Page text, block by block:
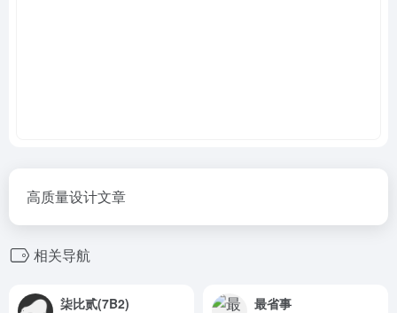
高质量设计文章
相关导航
柒比贰(7B2) 最省事